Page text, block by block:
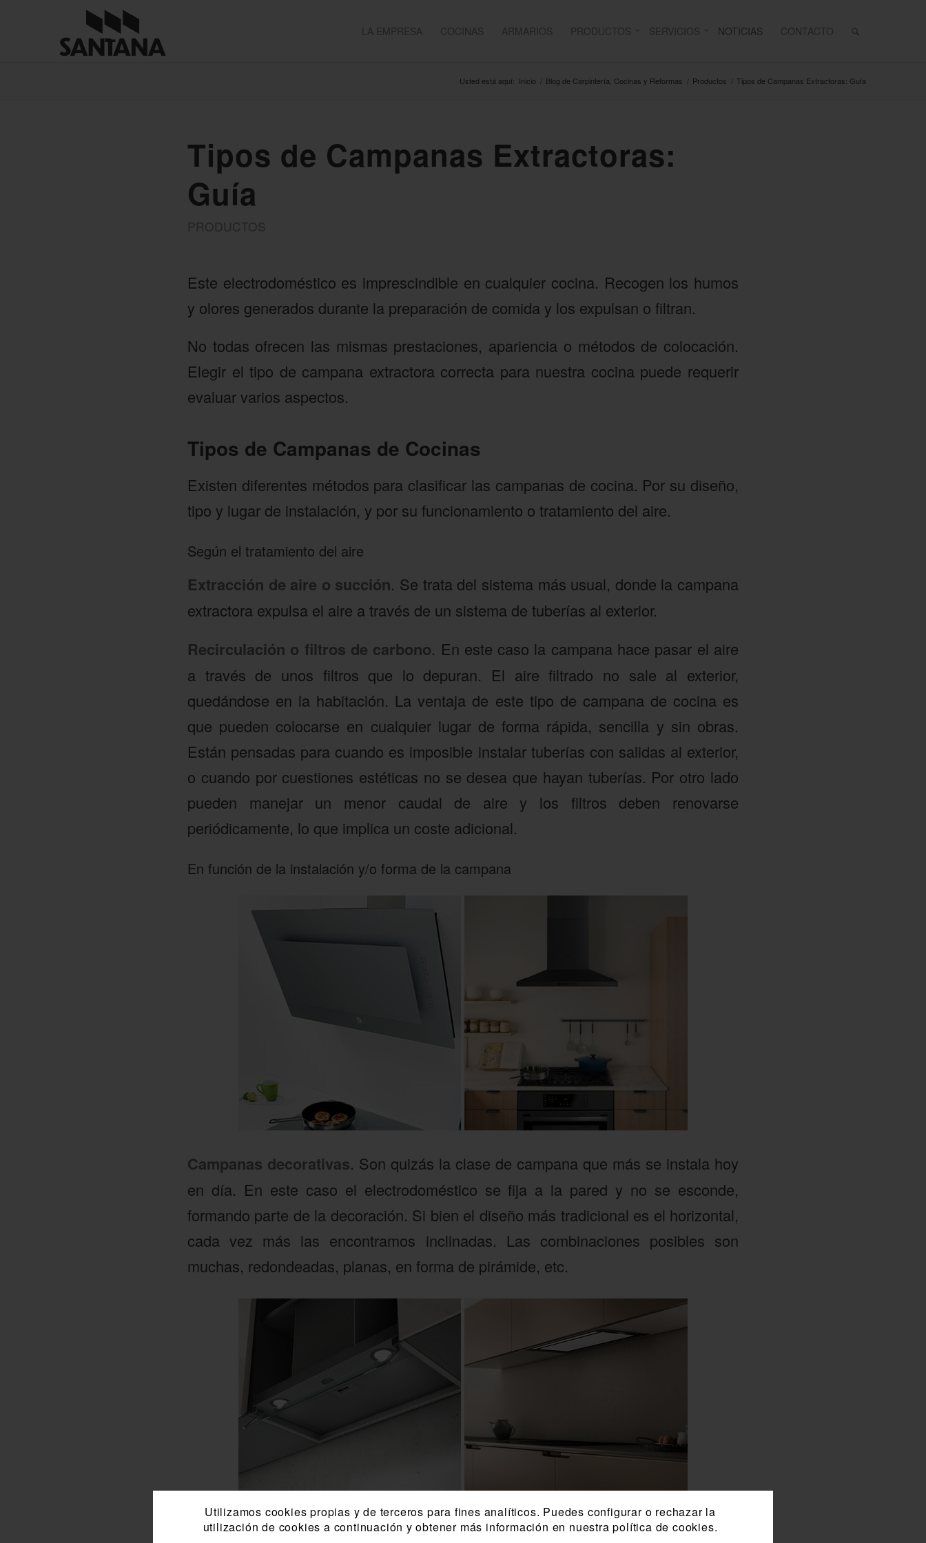
LA EMPRESA COCINAS ARMARIOS PRODUCTOS SERVICIOS NOTICIAS CONTACTO
Usted está aquí: Inicio / Blog de Carpintería, Cocinas y Reformas / Productos / Tipos de Campanas Extractoras: Guía
Tipos de Campanas Extractoras:
Guía
PRODUCTOS
Este electrodoméstico es imprescindible en cualquier cocina. Recogen los humos
y olores generados durante la preparación de comida y los expulsan o filtran.
No todas ofrecen las mismas prestaciones, apariencia o métodos de colocación.
Elegir el tipo de campana extractora correcta para nuestra cocina puede requerir
evaluar varios aspectos.
Tipos de Campanas de Cocinas
Existen diferentes métodos para clasificar las campanas de cocina. Por su diseño,
tipo y lugar de instalación, y por su funcionamiento o tratamiento del aire.
Según el tratamiento del aire
Extracción de aire o succión. Se trata del sistema más usual, donde la campana
extractora expulsa el aire a través de un sistema de tuberías al exterior.
Recirculación o filtros de carbono. En este caso la campana hace pasar el aire
a través de unos filtros que lo depuran. El aire filtrado no sale al exterior,
quedándose en la habitación. La ventaja de este tipo de campana de cocina es
que pueden colocarse en cualquier lugar de forma rápida, sencilla y sin obras.
Están pensadas para cuando es imposible instalar tuberías con salidas al exterior,
o cuando por cuestiones estéticas no se desea que hayan tuberías. Por otro lado
pueden manejar un menor caudal de aire y los filtros deben renovarse
periódicamente, lo que implica un coste adicional.
En función de la instalación y/o forma de la campana
Campanas decorativas. Son quizás la clase de campana que más se instala hoy
en día. En este caso el electrodoméstico se fija a la pared y no se esconde,
formando parte de la decoración. Si bien el diseño más tradicional es el horizontal,
cada vez más las encontramos inclinadas. Las combinaciones posibles son
muchas, redondeadas, planas, en forma de pirámide, etc.
Utilizamos cookies propias y de terceros para fines analíticos. Puedes configurar o rechazar la
utilización de cookies a continuación y obtener más información en nuestra política de cookies.